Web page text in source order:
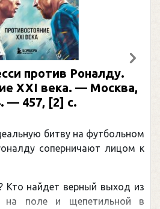
против Роналду.
XXI века. — Москва,
— 457, [2] с.
битву на футбольном
соперничают лицом к
Кто найдет верный выход из
на поле и щепетильной в